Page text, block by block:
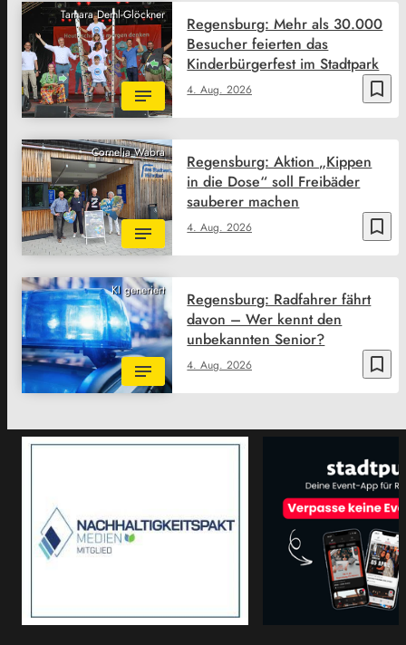
Tamara Deml-Glöckner
bookmark_border
4. Aug. 2026
Regensburg: Mehr als 30.000
Besucher feierten das
Kinderbürgerfest im Stadtpark
Cornelia Wabra
bookmark_border
4. Aug. 2026
Regensburg: Aktion „Kippen
in die Dose“ soll Freibäder
sauberer machen
KI generiert
bookmark_border
4. Aug. 2026
Regensburg: Radfahrer fährt
davon – Wer kennt den
unbekannten Senior?